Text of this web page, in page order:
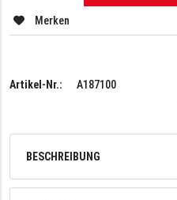
Merken
Artikel-Nr.: A187100
BESCHREIBUNG